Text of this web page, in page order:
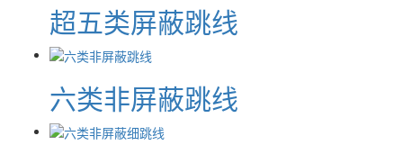
超五类屏蔽跳线
六类非屏蔽跳线